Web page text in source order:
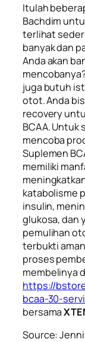
Itulah
Bachdim
terlihat
banyak dan
Anda akan
juga butuh
otot. Anda
recovery
BCAA.
mencoba
Suplemen
memiliki
katabolisme
insulin,
glukosa, dan
pemulihan
terbukti
proses
membelinya
https://
bcaa-30-
bersama
Source: